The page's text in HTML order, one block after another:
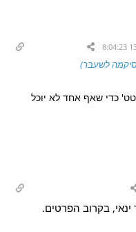
כדי שאף אחד לא יוכל
ינאי, בקרוב הפרטים.